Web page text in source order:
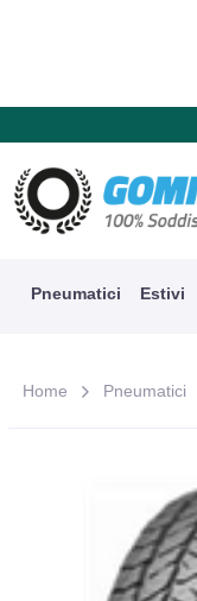
Pneumatici Estivi
Home Pneumatici